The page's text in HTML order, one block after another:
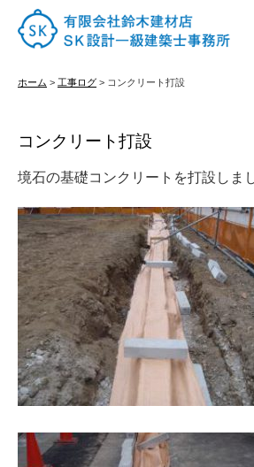
ホーム
施工実績
古材販売
会社概要
現場ブログ
ホーム > 工事ログ > コンクリート打設
コンクリート打設
境石の基礎コンクリートを打設しま